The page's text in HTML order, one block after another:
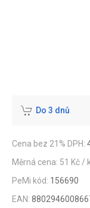
Do 3 dnů
Cena bez 21% DPH:
Měrná cena: 51 Kč /
PeMi kód: 156690
EAN: